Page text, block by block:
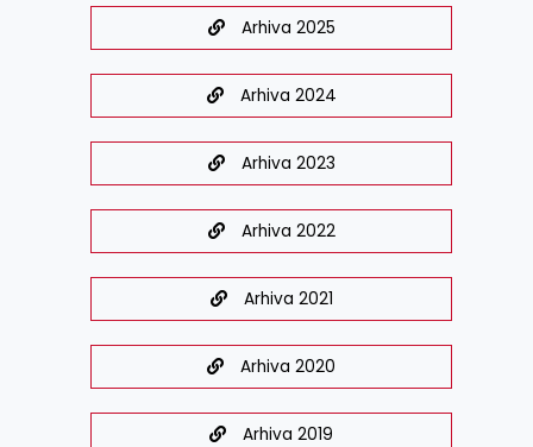
Arhiva 2025
Arhiva 2024
Arhiva 2023
Arhiva 2022
Arhiva 2021
Arhiva 2020
Arhiva 2019